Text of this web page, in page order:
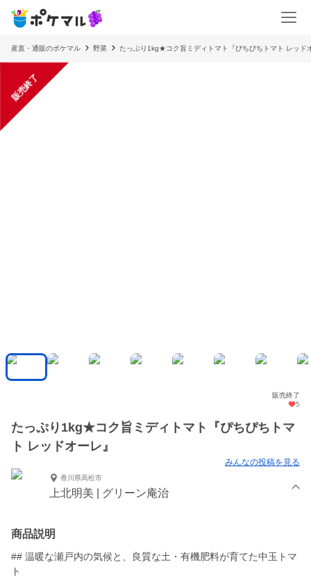
産直・通販のポケマル 野菜 たっぷり1kg★コク旨ミディトマト『ぴちぴちトマト レッド
販売終了
販売終了
5
たっぷり1kg★コク旨ミディトマト『ぴちぴちトマ
ト レッドオーレ』
みんなの投稿を見る
香川県高松市
上北明美 | グリーン庵治
商品説明
## 温暖な瀬戸内の気候と、良質な土・有機肥料が育てた中玉トマ
ト